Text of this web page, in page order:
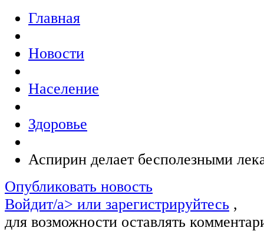
Главная
Новости
Население
Здоровье
Аспирин делает бесполезными
Опубликовать новость
Войдит/a> или зарегистрируйтесь ,
для возможности оставлять